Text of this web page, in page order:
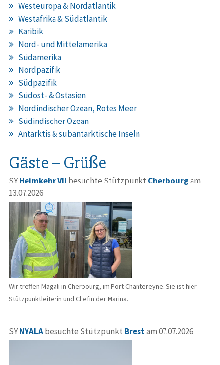
Westeuropa & Nordatlantik
Westafrika & Südatlantik
Karibik
Nord- und Mittelamerika
Südamerika
Nordpazifik
Südpazifik
Südost- & Ostasien
Nordindischer Ozean, Rotes Meer
Südindischer Ozean
Antarktis & subantarktische Inseln
Gäste – Grüße
SYHeimkehr VII besuchte Stützpunkt Cherbourgam
13.07.2026
Wir treffen Magali in Cherbourg, im Port Chantereyne. Sie ist hier
Stützpunktleiterin und Chefin der Marina.
SYNYALAbesuchte Stützpunkt Brestam 07.07.2026